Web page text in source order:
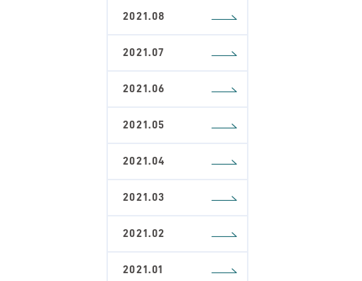
2021.08
2021.07
2021.06
2021.05
2021.04
2021.03
2021.02
2021.01